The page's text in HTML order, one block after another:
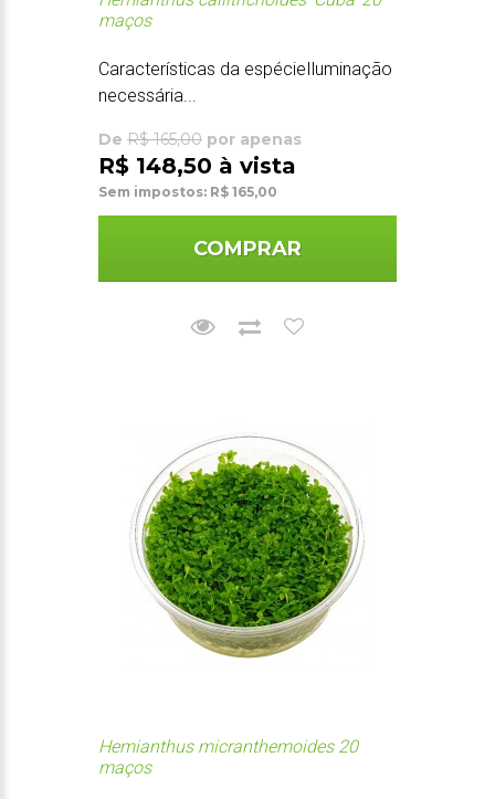
maços
Características da espécieIluminação
necessária...
De R$ 165,00 por apenas
R$ 148,50 à vista
Sem impostos: R$ 165,00
COMPRAR
Hemianthus micranthemoides 20
maços